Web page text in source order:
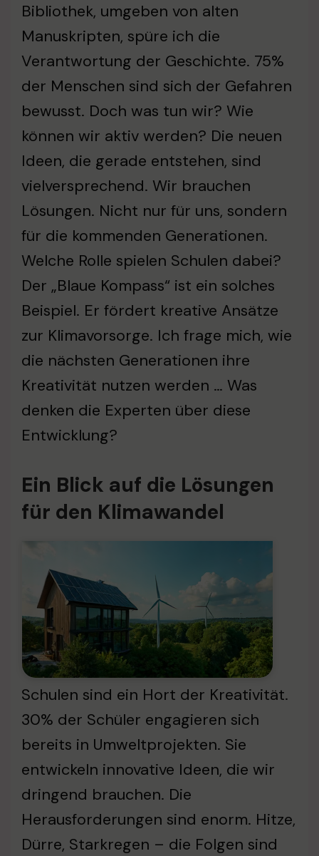
Bibliothek, umgeben von alten
Manuskripten, spüre ich die
Verantwortung der Geschichte. 75%
der Menschen sind sich der Gefahren
bewusst. Doch was tun wir? Wie
können wir aktiv werden? Die neuen
Ideen, die gerade entstehen, sind
vielversprechend. Wir brauchen
Lösungen. Nicht nur für uns, sondern
für die kommenden Generationen.
Welche Rolle spielen Schulen dabei?
Der „Blaue Kompass“ ist ein solches
Beispiel. Er fördert kreative Ansätze
zur Klimavorsorge. Ich frage mich, wie
die nächsten Generationen ihre
Kreativität nutzen werden … Was
denken die Experten über diese
Entwicklung?
Ein Blick auf die Lösungen
für den Klimawandel
Schulen sind ein Hort der Kreativität.
30% der Schüler engagieren sich
bereits in Umweltprojekten. Sie
entwickeln innovative Ideen, die wir
dringend brauchen. Die
Herausforderungen sind enorm. Hitze,
Dürre, Starkregen – die Folgen sind